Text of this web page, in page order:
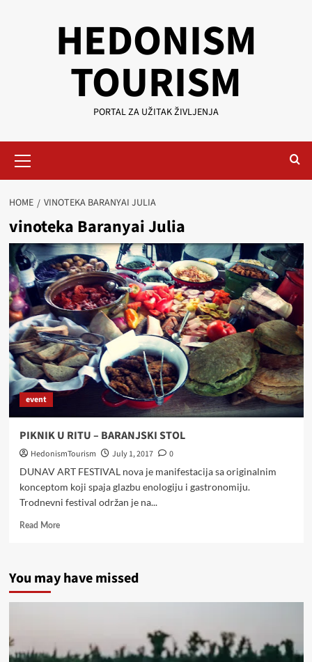
HEDONISM
TOURISM
PORTAL ZA UŽITAK ŽIVLJENJA
Menu
HOME VINOTEKA BARANYAI JULIA
vinoteka Baranyai Julia
event
PIKNIK U RITU – BARANJSKI STOL
HedonismTourism July 1, 2017
0
DUNAV ART FESTIVAL nova je manifestacija sa originalnim
konceptom koji spaja glazbu enologiju i gastronomiju.
Trodnevni festival održan je na...
Read MoreRead
U
–
You may have missed